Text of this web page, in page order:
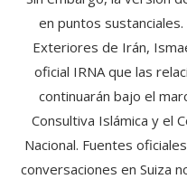
en puntos
Exteriores de Irán,
oficial IRNA que las
continuarán bajo el
Consultiva Islámica y el
Nacional. Fuentes
conversaciones en Suiza